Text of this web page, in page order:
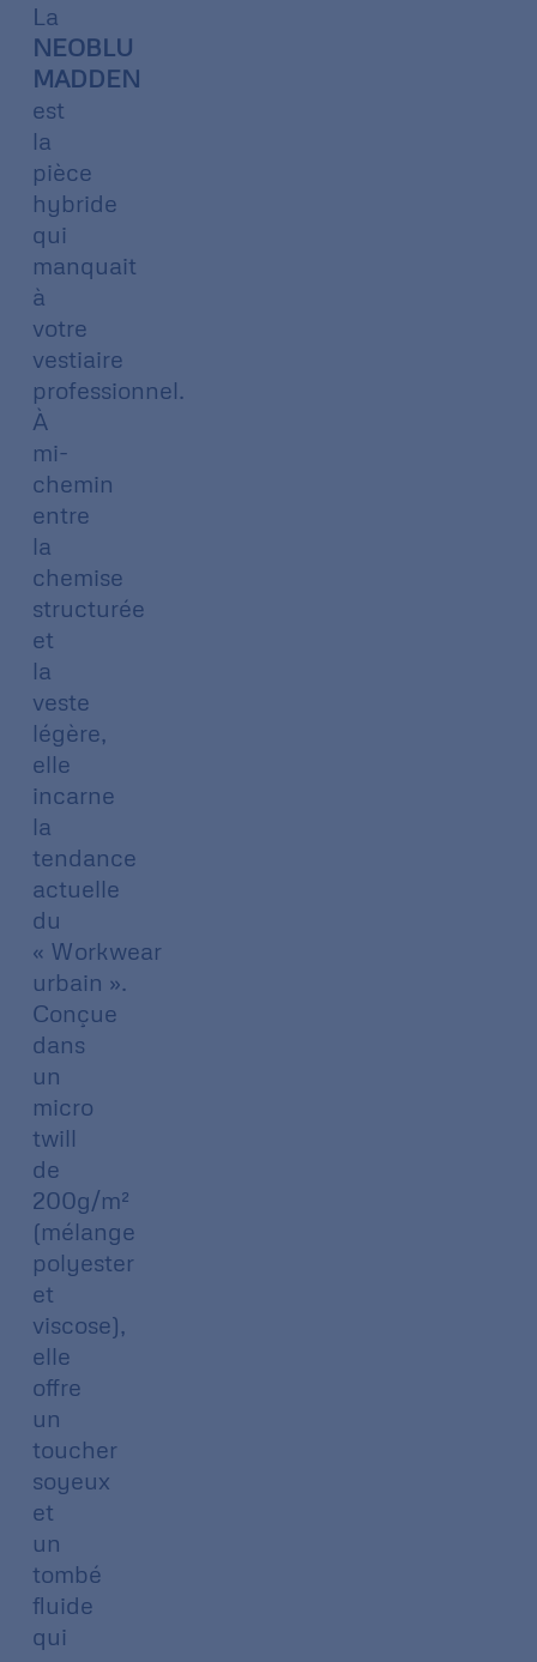
La
NEOBLU
MADDEN
est
la
pièce
hybride
qui
manquait
à
votre
vestiaire
professionnel.
À
mi-
chemin
entre
la
chemise
structurée
et
la
veste
légère,
elle
incarne
la
tendance
actuelle
du
« Workwear
urbain ».
Conçue
dans
un
micro
twill
de
200g/m²
(mélange
polyester
et
viscose),
elle
offre
un
toucher
soyeux
et
un
tombé
fluide
qui